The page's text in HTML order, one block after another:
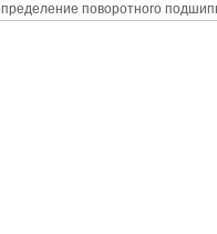
поворотного